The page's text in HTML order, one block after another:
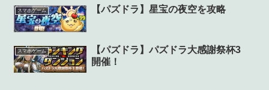
スマホゲーム 【パズドラ】星宝の夜空を攻略
スマホゲーム
【パズドラ】パズドラ大感謝祭杯3
開催！